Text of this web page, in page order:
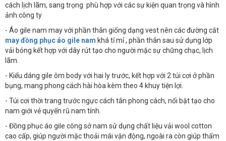
cách lịch lãm, sang trọng phù hợp với các sự kiện quan trọng và hình
ảnh công ty
- Áo gile nam may với phần thân giống dạng vest nên các đường cắt
may đồng phục áo gile nam khá tỉ mỉ , phần thân sau sử dụng lớp
vải bóng kết hợp với dây rút tạo cho người mặc sự chững chạc, lịch
lãm.
- Kiểu dáng gile ôm body với hai ly trước, kết hợp với 2 túi cơi ở phần
bụng, mang phong cách hài hòa kèm theo 4 khuy tiện lợi.
- Túi cơi thời trang trước ngực cách tân phong cách, nổi bật tạo cho
nam giới vẻ quyến rũ nam tính.
- Đồng phục áo gile công sở nam sử dụng chất liệu vải wool cotton
cao cấp, giúp người mặc thoải mái vận động, ngoài ra còn giúp thấm